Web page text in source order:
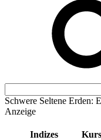
Schwere Seltene Erden:
Anzeige
Indizes Kurs